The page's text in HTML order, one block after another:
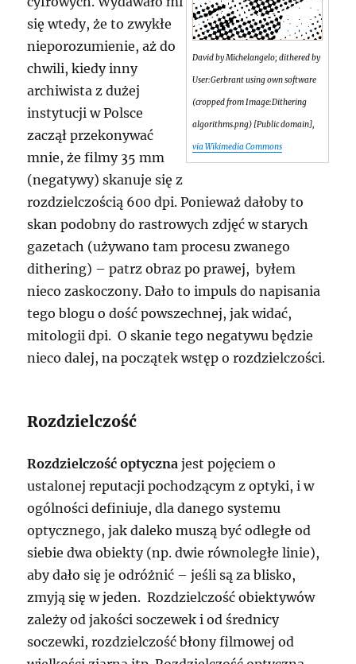
David by Michelangelo; dithered by
User:Gerbrant using own software
(cropped from Image:Dithering
algorithms.png) [Public domain],
via Wikimedia Commons
się wtedy, że to zwykłe
nieporozumienie, aż do
chwili, kiedy inny
archiwista z dużej
instytucji w Polsce
zaczął przekonywać
mnie, że filmy 35 mm
(negatywy) skanuje się z
rozdzielczością 600 dpi. Ponieważ dałoby to
skan podobny do rastrowych zdjęć w starych
gazetach (używano tam procesu zwanego
dithering) – patrz obraz po prawej, byłem
nieco zaskoczony. Dało to impuls do napisania
tego blogu o dość powszechnej, jak widać,
mitologii dpi. O skanie tego negatywu będzie
nieco dalej, na początek wstęp o rozdzielczości.
Rozdzielczość
Rozdzielczość optyczna jest pojęciem o
ustalonej reputacji pochodzącym z optyki, i w
ogólności definiuje, dla danego systemu
optycznego, jak daleko muszą być odległe od
siebie dwa obiekty (np. dwie równoległe linie),
aby dało się je odróżnić – jeśli są za blisko,
zmyją się w jeden. Rozdzielczość obiektywów
zależy od jakości soczewek i od średnicy
soczewki, rozdzielczość błony filmowej od